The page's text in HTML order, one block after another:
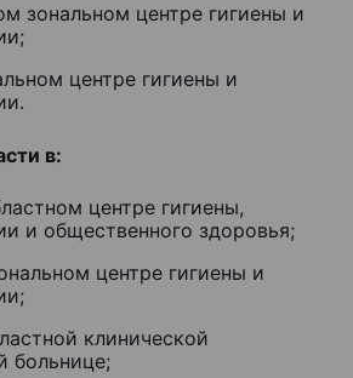
зональном центре гигиены и
центре гигиены и
в:
центре гигиены,
и общественного здоровья;
центре гигиены и
клинической
больнице;